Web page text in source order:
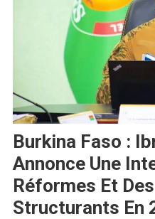
Burkina Faso :
Annonce Une
Réformes Et
Structurants En